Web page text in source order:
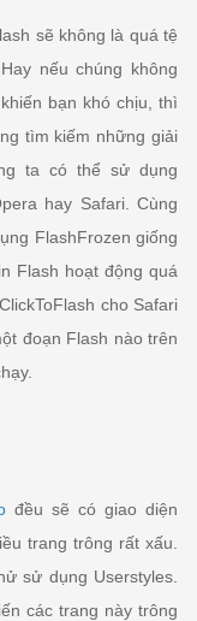
sẽ không là quá tệ
nếu chúng không
bạn khó chịu, thì
tìm kiếm những giải
ta có thể sử dụng
hay Safari. Cùng
FlashFrozen giống
Flash hoạt động quá
cho Safari
đoạn Flash nào trên
đều sẽ có giao diện
trang trông rất xấu.
sử dụng Userstyles.
các trang này trông